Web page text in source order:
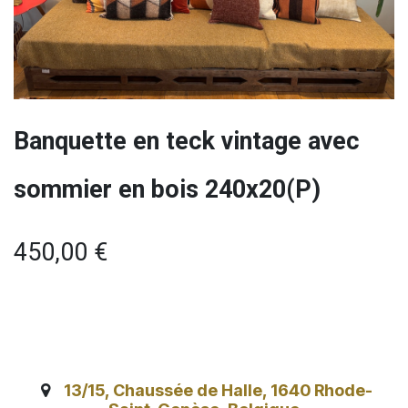
Banquette en teck vintage avec
sommier en bois 240x20(P)
450,00 €
13/15, Chaussée de Halle, 1640 Rhode-